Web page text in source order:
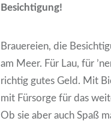
Besichtigung!
Brauereien, die
am Meer. Für Lau, für
richtig gutes Geld. Mit
mit Fürsorge für das
Ob sie aber auch Spaß